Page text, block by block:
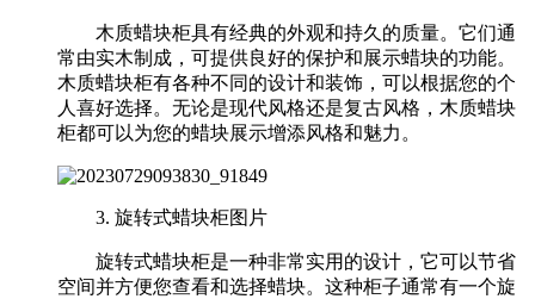
木质蜡块柜具有经典的外观和持久的质量。它们通
常由实木制成，可提供良好的保护和展示蜡块的功能。
木质蜡块柜有各种不同的设计和装饰，可以根据您的个
人喜好选择。无论是现代风格还是复古风格，木质蜡块
柜都可以为您的蜡块展示增添风格和魅力。
3. 旋转式蜡块柜图片
旋转式蜡块柜是一种非常实用的设计，它可以节省
空间并方便您查看和选择蜡块。这种柜子通常有一个旋